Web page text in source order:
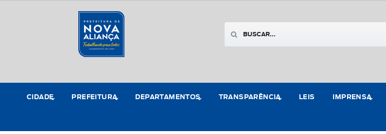
CIDADE PREFEITURA DEPARTAMENTOS TRANSPARÊNCIA LEIS IMPRENSA